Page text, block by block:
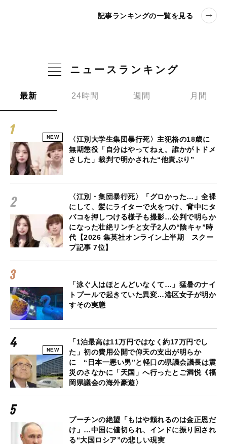
記事ランキングの一覧を見る
ニュースランキング
最新 24時間 週間 月間
NEW
〈江別大学生集団暴行死〉主犯格の18歳に
無期懲役「自分はやってねぇ。誰かがトドメ
さした」裁判で明かされた“他責ぶり”
〈江別・集団暴行死〉「グロかった…」全裸
にして、髪にライターで火をつけ、背中にタ
バコを押しつける様子も撮影…公判で明らか
になった壮絶リンチと女子2人の“陰キャ”時
代【2026 集英社オンライン上半期 スクー
プ記事 7位】
「泳ぐ人はほとんどいなくて…」猛暑のナイ
トプールで起きていた異変…港区女子が明か
すその実態
NEW
「1泊最高は11万円ではなく約17万円でし
た」初の費用公開で仰天の支出が明らか
に “日本一悪い男”と軽口の県議会議長は震
災のさなかに「天国」へ行ったとご満悦《福
岡県議会の海外豪遊〉
プーチンの絶望「もはや頼れるのは金正恩だ
け」…中国に値切られ、インドに振り回され
る“大国ロシア”の悲しい現実